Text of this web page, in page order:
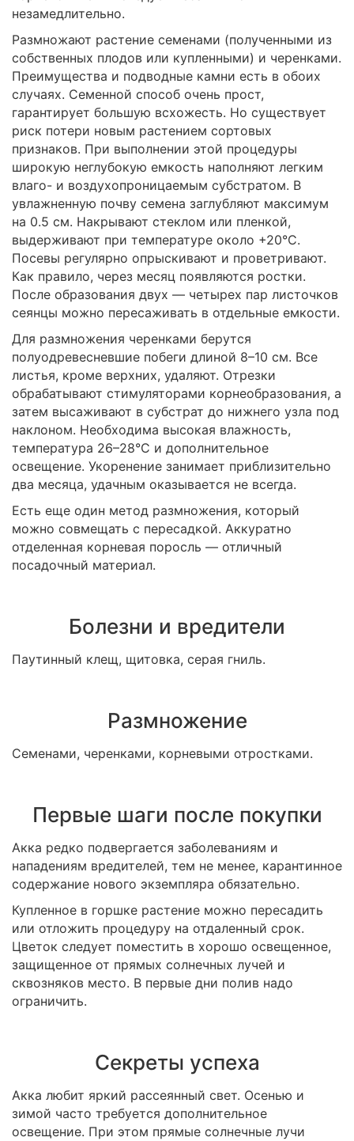
незамедлительно.
Размножают растение семенами (полученными из
собственных плодов или купленными) и черенками.
Преимущества и подводные камни есть в обоих
случаях. Семенной способ очень прост,
гарантирует большую всхожесть. Но существует
риск потери новым растением сортовых
признаков. При выполнении этой процедуры
широкую неглубокую емкость наполняют легким
влаго- и воздухопроницаемым субстратом. В
увлажненную почву семена заглубляют максимум
на 0.5 см. Накрывают стеклом или пленкой,
выдерживают при температуре около +20°C.
Посевы регулярно опрыскивают и проветривают.
Как правило, через месяц появляются ростки.
После образования двух — четырех пар листочков
сеянцы можно пересаживать в отдельные емкости.
Для размножения черенками берутся
полуодревесневшие побеги длиной 8–10 см. Все
листья, кроме верхних, удаляют. Отрезки
обрабатывают стимуляторами корнеобразования, а
затем высаживают в субстрат до нижнего узла под
наклоном. Необходима высокая влажность,
температура 26–28°C и дополнительное
освещение. Укоренение занимает приблизительно
два месяца, удачным оказывается не всегда.
Есть еще один метод размножения, который
можно совмещать с пересадкой. Аккуратно
отделенная корневая поросль ― отличный
посадочный материал.
Болезни и вредители
Паутинный клещ, щитовка, серая гниль.
Размножение
Семенами, черенками, корневыми отростками.
Первые шаги после покупки
Акка редко подвергается заболеваниям и
нападениям вредителей, тем не менее, карантинное
содержание нового экземпляра обязательно.
Купленное в горшке растение можно пересадить
или отложить процедуру на отдаленный срок.
Цветок следует поместить в хорошо освещенное,
защищенное от прямых солнечных лучей и
сквозняков место. В первые дни полив надо
ограничить.
Секреты успеха
Акка любит яркий рассеянный свет. Осенью и
зимой часто требуется дополнительное
освещение. При этом прямые солнечные лучи